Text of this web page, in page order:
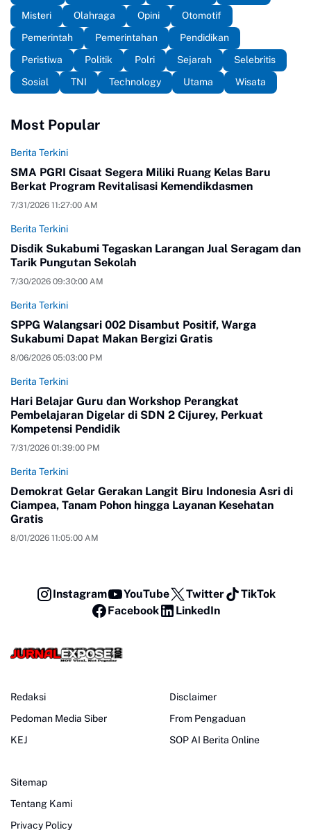
Misteri
Olahraga Opini
Otomotif
Pemerintah
Pemerintahan
Pendidikan
Peristiwa
Politik Polri Sejarah
Selebritis
Sosial
TNI Technology Utama Wisata
Most Popular
Berita Terkini
SMA PGRI Cisaat Segera Miliki Ruang Kelas Baru
Berkat Program Revitalisasi Kemendikdasmen
7/31/2026 11:27:00 AM
Berita Terkini
Disdik Sukabumi Tegaskan Larangan Jual Seragam dan
Tarik Pungutan Sekolah
7/30/2026 09:30:00 AM
Berita Terkini
SPPG Walangsari 002 Disambut Positif, Warga
Sukabumi Dapat Makan Bergizi Gratis
8/06/2026 05:03:00 PM
Berita Terkini
Hari Belajar Guru dan Workshop Perangkat
Pembelajaran Digelar di SDN 2 Cijurey, Perkuat
Kompetensi Pendidik
7/31/2026 01:39:00 PM
Berita Terkini
Demokrat Gelar Gerakan Langit Biru Indonesia Asri di
Ciampea, Tanam Pohon hingga Layanan Kesehatan
Gratis
8/01/2026 11:05:00 AM
Instagram YouTube Twitter
TikTok
Facebook
LinkedIn
Redaksi
Pedoman Media Siber
KEJ
Disclaimer
From Pengaduan
SOP AI Berita Online
Sitemap
Tentang Kami
Privacy Policy